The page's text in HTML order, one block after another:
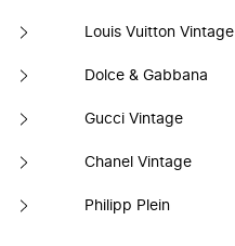
Louis Vuitton Vintage
Dolce & Gabbana
Gucci Vintage
Chanel Vintage
Philipp Plein